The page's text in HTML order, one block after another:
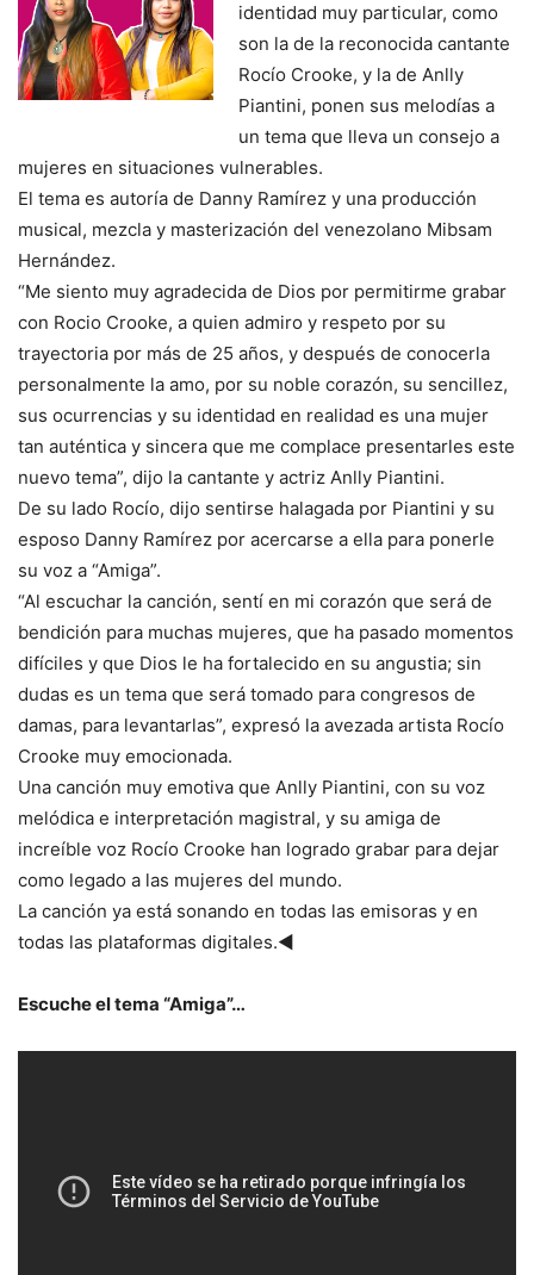
identidad muy particular, como
son la de la reconocida cantante
Rocío Crooke, y la de Anlly
Piantini, ponen sus melodías a
un tema que lleva un consejo a
mujeres en situaciones vulnerables.
El tema es autoría de Danny Ramírez y una producción
musical, mezcla y masterización del venezolano Mibsam
Hernández.
“Me siento muy agradecida de Dios por permitirme grabar
con Rocio Crooke, a quien admiro y respeto por su
trayectoria por más de 25 años, y después de conocerla
personalmente la amo, por su noble corazón, su sencillez,
sus ocurrencias y su identidad en realidad es una mujer
tan auténtica y sincera que me complace presentarles este
nuevo tema”, dijo la cantante y actriz Anlly Piantini.
De su lado Rocío, dijo sentirse halagada por Piantini y su
esposo Danny Ramírez por acercarse a ella para ponerle
su voz a “Amiga”.
“Al escuchar la canción, sentí en mi corazón que será de
bendición para muchas mujeres, que ha pasado momentos
difíciles y que Dios le ha fortalecido en su angustia; sin
dudas es un tema que será tomado para congresos de
damas, para levantarlas”, expresó la avezada artista Rocío
Crooke muy emocionada.
Una canción muy emotiva que Anlly Piantini, con su voz
melódica e interpretación magistral, y su amiga de
increíble voz Rocío Crooke han logrado grabar para dejar
como legado a las mujeres del mundo.
La canción ya está sonando en todas las emisoras y en
todas las plataformas digitales.◄
Escuche el tema “Amiga”…